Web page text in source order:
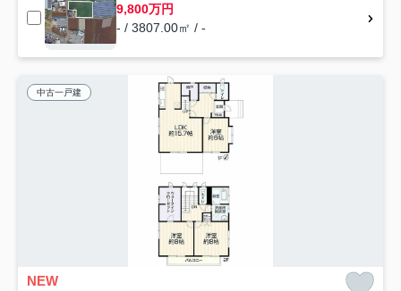
9,800万円
- / 3807.00㎡ / -
中古一戸建
NEW